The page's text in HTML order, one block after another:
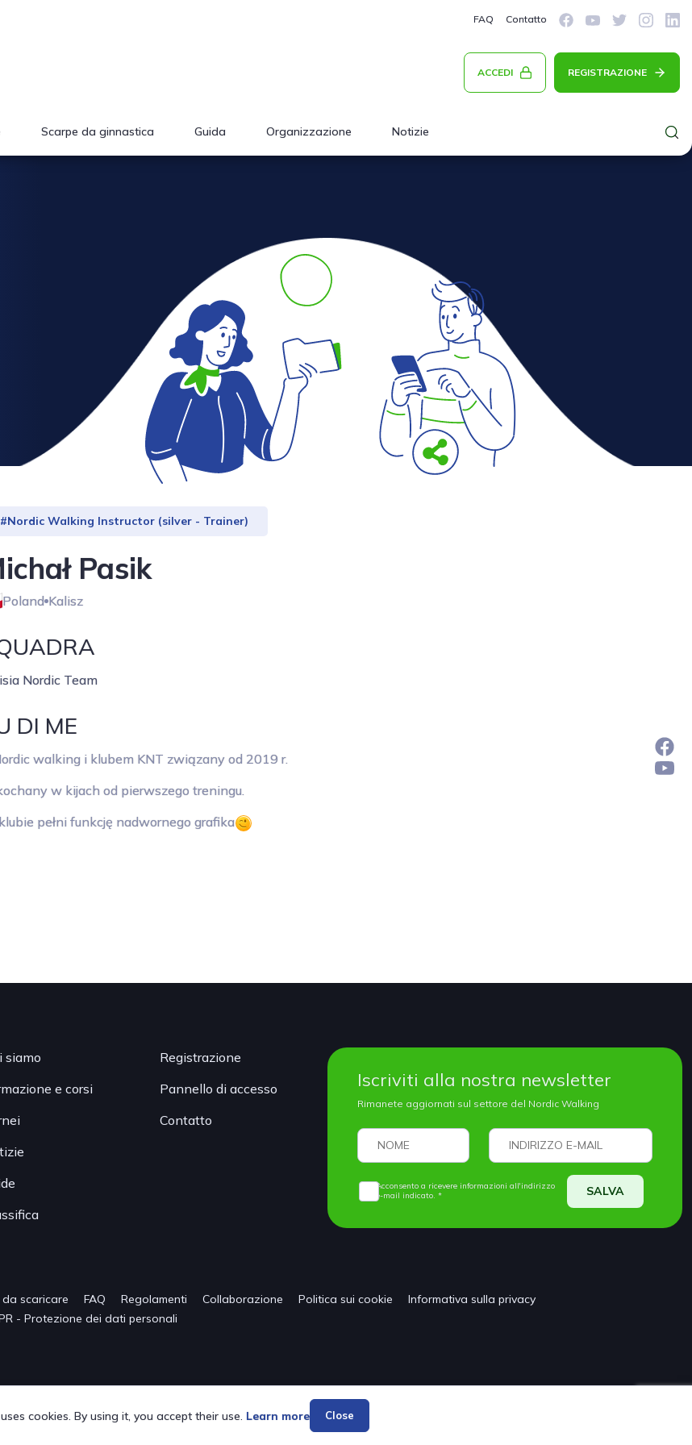
FAQ Contatto
ACCEDI REGISTRAZIONE
Scarpe da ginnastica Guida Organizzazione Notizie
#Nordic Walking Instructor (silver - Trainer)
Pasik
Poland Kalisz
Nordic Team
DI ME
walking i klubem KNT związany od 2019 r.
w kijach od pierwszego treningu.
pełni funkcję nadwornego grafika
cookies. By using it, you accept their use. Learn more Close
siamo
e corsi
Registrazione
Pannello di accesso
Contatto
Iscriviti alla nostra newsletter
Rimanete aggiornati sul settore del Nordic Walking
Acconsento a ricevere informazioni all'indirizzo
e-mail indicato. *
SALVA
da scaricare FAQ Regolamenti Collaborazione Politica sui cookie
Informativa sulla privacy
- Protezione dei dati personali